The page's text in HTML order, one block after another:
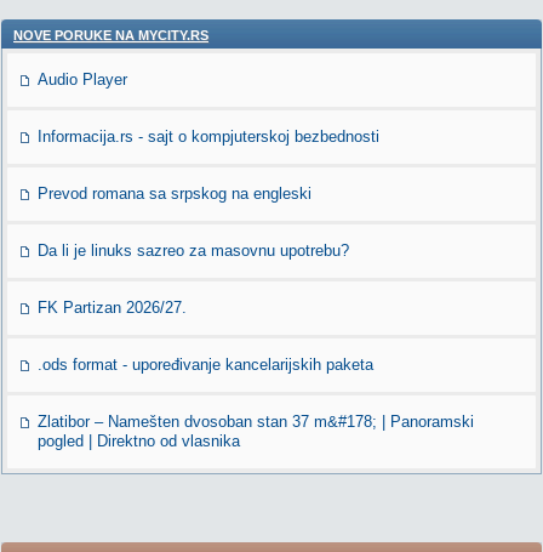
NOVE PORUKE NA MYCITY.RS
Audio Player
Informacija.rs - sajt o kompjuterskoj bezbednosti
Prevod romana sa srpskog na engleski
Da li je linuks sazreo za masovnu upotrebu?
FK Partizan 2026/27.
.ods format - upoređivanje kancelarijskih paketa
Zlatibor – Namešten dvosoban stan 37 m&#178; | Panoramski
pogled | Direktno od vlasnika